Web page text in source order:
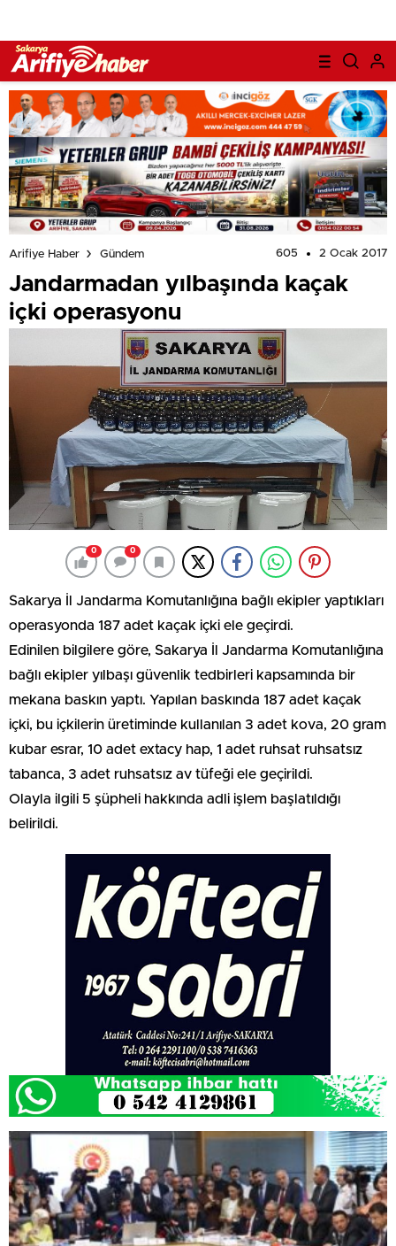
Arifiye Haber Gündem 605 2 Ocak 2017
Jandarmadan yılbaşında kaçak
içki operasyonu
0 0
Sakarya İl Jandarma Komutanlığına bağlı ekipler yaptıkları
operasyonda 187 adet kaçak içki ele geçirdi.
Edinilen bilgilere göre, Sakarya İl Jandarma Komutanlığına
bağlı ekipler yılbaşı güvenlik tedbirleri kapsamında bir
mekana baskın yaptı. Yapılan baskında 187 adet kaçak
içki, bu içkilerin üretiminde kullanılan 3 adet kova, 20 gram
kubar esrar, 10 adet extacy hap, 1 adet ruhsat ruhsatsız
tabanca, 3 adet ruhsatsız av tüfeği ele geçirildi.
Olayla ilgili 5 şüpheli hakkında adli işlem başlatıldığı
belirildi.